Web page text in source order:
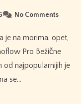
No Comments
Pro Bežične
od najpopularnijih je
se…